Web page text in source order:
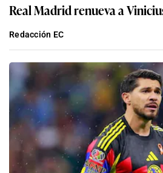
Real Madrid renueva a
Redacción EC